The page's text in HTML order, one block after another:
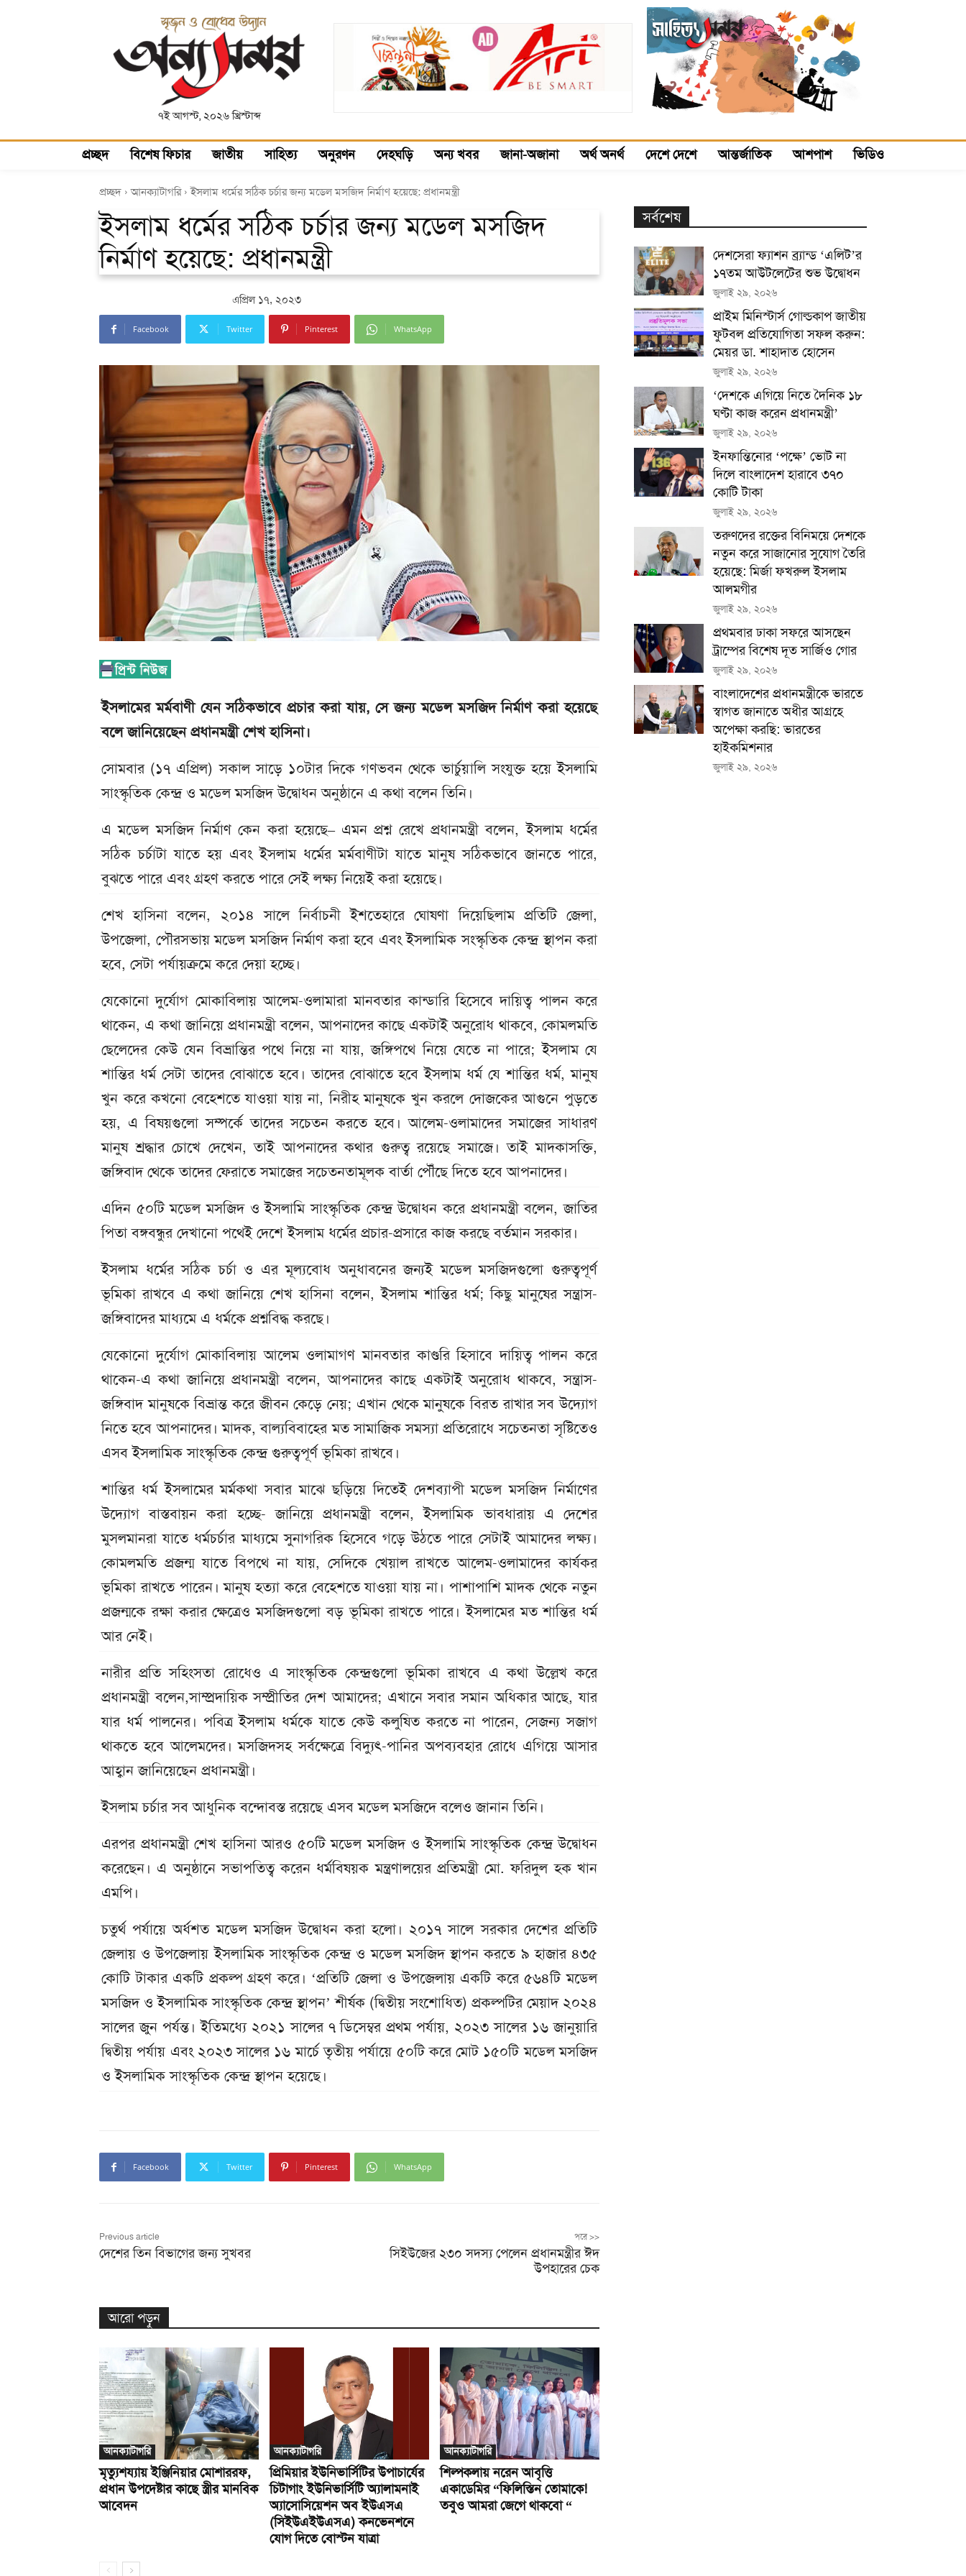
৭ই আগস্ট, ২০২৬ খ্রিস্টাব্দ
প্রচ্ছদ বিশেষ ফিচার জাতীয় সাহিত্য অনুরণন দেহঘড়ি অন্য খবর জানা-অজানা অর্থ অনর্থ দেশে দেশে আন্তর্জাতিক আশপাশ ভিডিও
প্রচ্ছদ আনক্যাটাগরি ইসলাম ধর্মের সঠিক চর্চার জন্য মডেল মসজিদ নির্মাণ হয়েছে: প্রধানমন্ত্রী
ইসলাম ধর্মের সঠিক চর্চার জন্য মডেল মসজিদ
নির্মাণ হয়েছে: প্রধানমন্ত্রী
এপ্রিল ১৭, ২০২৩
Facebook Twitter Pinterest WhatsApp
ইসলামের মর্মবাণী যেন সঠিকভাবে প্রচার করা যায়, সে জন্য মডেল মসজিদ নির্মাণ করা হয়েছে
বলে জানিয়েছেন প্রধানমন্ত্রী শেখ হাসিনা।
সোমবার (১৭ এপ্রিল) সকাল সাড়ে ১০টার দিকে গণভবন থেকে ভার্চুয়ালি সংযুক্ত হয়ে ইসলামি
সাংস্কৃতিক কেন্দ্র ও মডেল মসজিদ উদ্বোধন অনুষ্ঠানে এ কথা বলেন তিনি।
এ মডেল মসজিদ নির্মাণ কেন করা হয়েছে– এমন প্রশ্ন রেখে প্রধানমন্ত্রী বলেন, ইসলাম ধর্মের
সঠিক চর্চাটা যাতে হয় এবং ইসলাম ধর্মের মর্মবাণীটা যাতে মানুষ সঠিকভাবে জানতে পারে,
বুঝতে পারে এবং গ্রহণ করতে পারে সেই লক্ষ্য নিয়েই করা হয়েছে।
শেখ হাসিনা বলেন, ২০১৪ সালে নির্বাচনী ইশতেহারে ঘোষণা দিয়েছিলাম প্রতিটি জেলা,
উপজেলা, পৌরসভায় মডেল মসজিদ নির্মাণ করা হবে এবং ইসলামিক সংস্কৃতিক কেন্দ্র স্থাপন করা
হবে, সেটা পর্যায়ক্রমে করে দেয়া হচ্ছে।
যেকোনো দুর্যোগ মোকাবিলায় আলেম-ওলামারা মানবতার কান্ডারি হিসেবে দায়িত্ব পালন করে
থাকেন, এ কথা জানিয়ে প্রধানমন্ত্রী বলেন, আপনাদের কাছে একটাই অনুরোধ থাকবে, কোমলমতি
ছেলেদের কেউ যেন বিভ্রান্তির পথে নিয়ে না যায়, জঙ্গিপথে নিয়ে যেতে না পারে; ইসলাম যে
শান্তির ধর্ম সেটা তাদের বোঝাতে হবে। তাদের বোঝাতে হবে ইসলাম ধর্ম যে শান্তির ধর্ম, মানুষ
খুন করে কখনো বেহেশতে যাওয়া যায় না, নিরীহ মানুষকে খুন করলে দোজকের আগুনে পুড়তে
হয়, এ বিষয়গুলো সম্পর্কে তাদের সচেতন করতে হবে। আলেম-ওলামাদের সমাজের সাধারণ
মানুষ শ্রদ্ধার চোখে দেখেন, তাই আপনাদের কথার গুরুত্ব রয়েছে সমাজে। তাই মাদকাসক্তি,
জঙ্গিবাদ থেকে তাদের ফেরাতে সমাজের সচেতনতামূলক বার্তা পৌঁছে দিতে হবে আপনাদের।
এদিন ৫০টি মডেল মসজিদ ও ইসলামি সাংস্কৃতিক কেন্দ্র উদ্বোধন করে প্রধানমন্ত্রী বলেন, জাতির
পিতা বঙ্গবন্ধুর দেখানো পথেই দেশে ইসলাম ধর্মের প্রচার-প্রসারে কাজ করছে বর্তমান সরকার।
ইসলাম ধর্মের সঠিক চর্চা ও এর মূল্যবোধ অনুধাবনের জন্যই মডেল মসজিদগুলো গুরুত্বপূর্ণ
ভূমিকা রাখবে এ কথা জানিয়ে শেখ হাসিনা বলেন, ইসলাম শান্তির ধর্ম; কিছু মানুষের সন্ত্রাস-
জঙ্গিবাদের মাধ্যমে এ ধর্মকে প্রশ্নবিদ্ধ করছে।
যেকোনো দুর্যোগ মোকাবিলায় আলেম ওলামাগণ মানবতার কাণ্ডরি হিসাবে দায়িত্ব পালন করে
থাকেন-এ কথা জানিয়ে প্রধানমন্ত্রী বলেন, আপনাদের কাছে একটাই অনুরোধ থাকবে, সন্ত্রাস-
জঙ্গিবাদ মানুষকে বিভ্রান্ত করে জীবন কেড়ে নেয়; এখান থেকে মানুষকে বিরত রাখার সব উদ্যোগ
নিতে হবে আপনাদের। মাদক, বাল্যবিবাহের মত সামাজিক সমস্যা প্রতিরোধে সচেতনতা সৃষ্টিতেও
এসব ইসলামিক সাংস্কৃতিক কেন্দ্র গুরুত্বপূর্ণ ভূমিকা রাখবে।
শান্তির ধর্ম ইসলামের মর্মকথা সবার মাঝে ছড়িয়ে দিতেই দেশব্যাপী মডেল মসজিদ নির্মাণের
উদ্যোগ বাস্তবায়ন করা হচ্ছে- জানিয়ে প্রধানমন্ত্রী বলেন, ইসলামিক ভাবধারায় এ দেশের
মুসলমানরা যাতে ধর্মচর্চার মাধ্যমে সুনাগরিক হিসেবে গড়ে উঠতে পারে সেটাই আমাদের লক্ষ্য।
কোমলমতি প্রজন্ম যাতে বিপথে না যায়, সেদিকে খেয়াল রাখতে আলেম-ওলামাদের কার্যকর
ভূমিকা রাখতে পারেন। মানুষ হত্যা করে বেহেশতে যাওয়া যায় না। পাশাপাশি মাদক থেকে নতুন
প্রজন্মকে রক্ষা করার ক্ষেত্রেও মসজিদগুলো বড় ভূমিকা রাখতে পারে। ইসলামের মত শান্তির ধর্ম
আর নেই।
নারীর প্রতি সহিংসতা রোধেও এ সাংস্কৃতিক কেন্দ্রগুলো ভূমিকা রাখবে এ কথা উল্লেখ করে
প্রধানমন্ত্রী বলেন,সাম্প্রদায়িক সম্প্রীতির দেশ আমাদের; এখানে সবার সমান অধিকার আছে, যার
যার ধর্ম পালনের। পবিত্র ইসলাম ধর্মকে যাতে কেউ কলুষিত করতে না পারেন, সেজন্য সজাগ
থাকতে হবে আলেমদের। মসজিদসহ সর্বক্ষেত্রে বিদ্যুৎ-পানির অপব্যবহার রোধে এগিয়ে আসার
আহ্বান জানিয়েছেন প্রধানমন্ত্রী।
ইসলাম চর্চার সব আধুনিক বন্দোবস্ত রয়েছে এসব মডেল মসজিদে বলেও জানান তিনি।
এরপর প্রধানমন্ত্রী শেখ হাসিনা আরও ৫০টি মডেল মসজিদ ও ইসলামি সাংস্কৃতিক কেন্দ্র উদ্বোধন
করেছেন। এ অনুষ্ঠানে সভাপতিত্ব করেন ধর্মবিষয়ক মন্ত্রণালয়ের প্রতিমন্ত্রী মো. ফরিদুল হক খান
এমপি।
চতুর্থ পর্যায়ে অর্ধশত মডেল মসজিদ উদ্বোধন করা হলো। ২০১৭ সালে সরকার দেশের প্রতিটি
জেলায় ও উপজেলায় ইসলামিক সাংস্কৃতিক কেন্দ্র ও মডেল মসজিদ স্থাপন করতে ৯ হাজার ৪৩৫
কোটি টাকার একটি প্রকল্প গ্রহণ করে। ‘প্রতিটি জেলা ও উপজেলায় একটি করে ৫৬৪টি মডেল
মসজিদ ও ইসলামিক সাংস্কৃতিক কেন্দ্র স্থাপন’ শীর্ষক (দ্বিতীয় সংশোধিত) প্রকল্পটির মেয়াদ ২০২৪
সালের জুন পর্যন্ত। ইতিমধ্যে ২০২১ সালের ৭ ডিসেম্বর প্রথম পর্যায়, ২০২৩ সালের ১৬ জানুয়ারি
দ্বিতীয় পর্যায় এবং ২০২৩ সালের ১৬ মার্চে তৃতীয় পর্যায়ে ৫০টি করে মোট ১৫০টি মডেল মসজিদ
ও ইসলামিক সাংস্কৃতিক কেন্দ্র স্থাপন হয়েছে।
Facebook Twitter Pinterest WhatsApp
Previous article
দেশের তিন বিভাগের জন্য সুখবর
পরে >>
সিইউজের ২৩০ সদস্য পেলেন প্রধানমন্ত্রীর ঈদ
উপহারের চেক
আরো পড়ুন
আনক্যাটাগরি
মৃত্যুশয্যায় ইঞ্জিনিয়ার মোশাররফ,
প্রধান উপদেষ্টার কাছে স্ত্রীর মানবিক
আবেদন
আনক্যাটাগরি
প্রিমিয়ার ইউনিভার্সিটির উপাচার্যের
চিটাগাং ইউনিভার্সিটি অ্যালামনাই
অ্যাসোসিয়েশন অব ইউএসএ
(সিইউএইউএসএ) কনভেনশনে
যোগ দিতে বোস্টন যাত্রা
আনক্যাটাগরি
শিল্পকলায় নরেন আবৃত্তি
একাডেমির “ফিলিস্তিন তোমাকে!
তবুও আমরা জেগে থাকবো “
সর্বশেষ
দেশসেরা ফ্যাশন ব্র্যান্ড ‘এলিট’র
১৭তম আউটলেটের শুভ উদ্বোধন
জুলাই ২৯, ২০২৬
প্রাইম মিনিস্টার্স গোল্ডকাপ জাতীয়
ফুটবল প্রতিযোগিতা সফল করুন:
মেয়র ডা. শাহাদাত হোসেন
জুলাই ২৯, ২০২৬
‘দেশকে এগিয়ে নিতে দৈনিক ১৮
ঘণ্টা কাজ করেন প্রধানমন্ত্রী’
জুলাই ২৯, ২০২৬
ইনফান্তিনোর ‘পক্ষে’ ভোট না
দিলে বাংলাদেশ হারাবে ৩৭০
কোটি টাকা
জুলাই ২৯, ২০২৬
তরুণদের রক্তের বিনিময়ে দেশকে
নতুন করে সাজানোর সুযোগ তৈরি
হয়েছে: মির্জা ফখরুল ইসলাম
আলমগীর
জুলাই ২৯, ২০২৬
প্রথমবার ঢাকা সফরে আসছেন
ট্রাম্পের বিশেষ দূত সার্জিও গোর
জুলাই ২৯, ২০২৬
বাংলাদেশের প্রধানমন্ত্রীকে ভারতে
স্বাগত জানাতে অধীর আগ্রহে
অপেক্ষা কর‌ছি: ভারতের
হাইকমিশনার
জুলাই ২৯, ২০২৬